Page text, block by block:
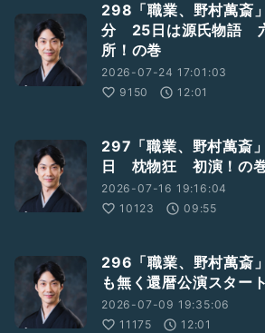
298「職業、野村萬斎
分 25日は源氏物語
所！の巻
2026-07-24 17:01:03
9150
12:01
297「職業、野村萬斎
日 枕物狂 初演！の
2026-07-16 19:16:04
10123
09:55
296「職業、野村萬斎
も無く還暦公演スター
2026-07-09 19:35:06
11175
12:01